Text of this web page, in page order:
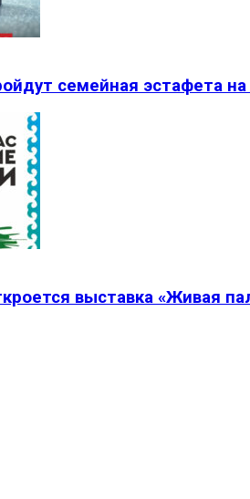
семейная эстафета
выставка «Живая